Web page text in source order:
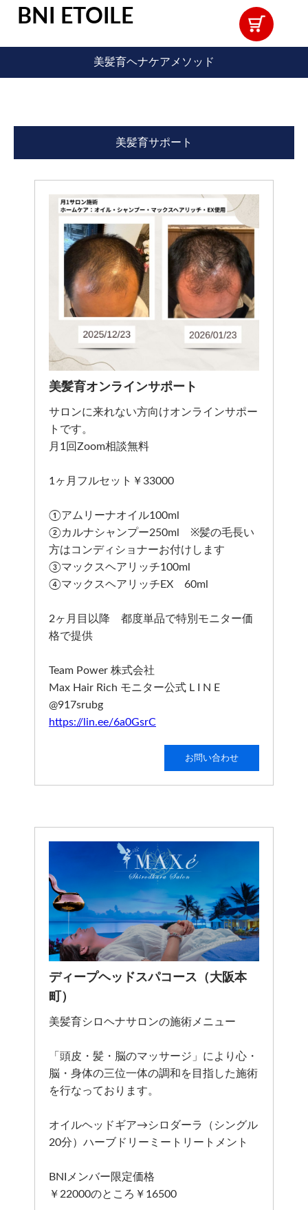
BNI ETOILE
美髪育ヘナケアメソッド
美髪育サポート
美髪育オンラインサポート
サロンに来れない方向けオンラインサポー
トです。
月1回Zoom相談無料
1ヶ月フルセット￥33000
①アムリーナオイル100ml
②カルナシャンプー250ml ※髪の毛長い
方はコンディショナーお付けします
③マックスヘアリッチ100ml
④マックスヘアリッチEX 60ml
2ヶ月目以降 都度単品で特別モニター価
格で提供
Team Power 株式会社
Max Hair Rich モニター公式 L I N E
@917srubg
https://lin.ee/6a0GsrC
お問い合わせ
ディープヘッドスパコース（大阪本
町）
美髪育シロヘナサロンの施術メニュー
「頭皮・髪・脳のマッサージ」により心・
脳・身体の三位一体の調和を目指した施術
を行なっております。
オイルヘッドギア→シロダーラ（シングル
20分）ハーブドリーミートリートメント
BNIメンバー限定価格
￥22000のところ￥16500